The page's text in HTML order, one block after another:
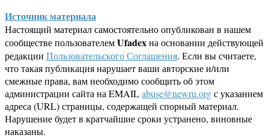
Источник материала
Настоящий материал самостоятельно опубликован в нашем
сообществе пользователемUfadexна основании действующей
редакции Пользовательского Соглашения. Если вы считаете,
что такая публикация нарушает ваши авторские и/или
смежные права, вам необходимо сообщить об этом
администрации сайта на EMAILabuse@newru.orgс указанием
адреса (URL) страницы, содержащей спорный материал.
Нарушение будет в кратчайшие сроки устранено, виновные
наказаны.